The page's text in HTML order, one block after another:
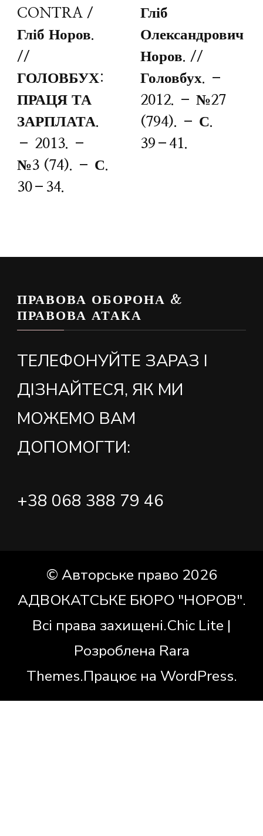
CONTRA /
Гліб Норов.
//
ГОЛОВБУХ:
ПРАЦЯ ТА
ЗАРПЛАТА.
– 2013. –
№3 (74). – С.
30–34.
Гліб
Олександрович
Норов. //
Головбух. –
2012. – №27
(794). – С.
39–41.
ПРАВОВА ОБОРОНА &
ПРАВОВА АТАКА
ТЕЛЕФОНУЙТЕ ЗАРАЗ І
ДІЗНАЙТЕСЯ, ЯК МИ
МОЖЕМО ВАМ
ДОПОМОГТИ:
+38 068 388 79 46
© Авторське право 2026
АДВОКАТСЬКЕ БЮРО "НОРОВ".
Всі права захищені.Chic Lite |
Розроблена Rara
Themes.Працює на WordPress.